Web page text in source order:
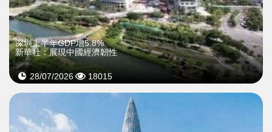
深圳上半年GDP增5.8%
新華社：展現中國經濟韌性
28/07/2026 18015